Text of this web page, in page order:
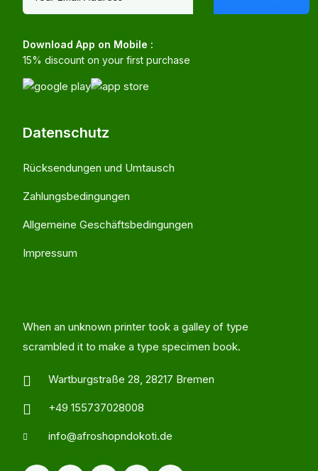
Download App on Mobile :
15% discount on your first purchase
Datenschutz
Rücksendungen und Umtausch
Zahlungsbedingungen
Allgemeine Geschäftsbedingungen
Impressum
When an unknown printer took a galley of type
scrambled it to make a type specimen book.
Wartburgstraße 28, 28217 Bremen
+49 155737028008
info@afroshopndokoti.de